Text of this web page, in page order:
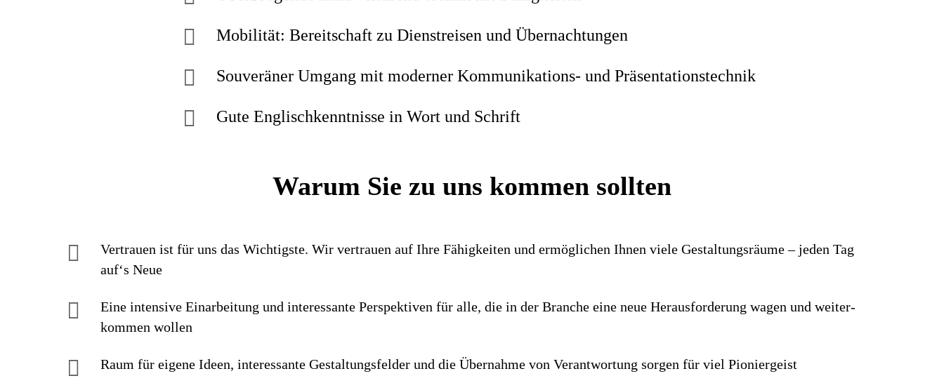
Mobilität: Bereitschaft zu Dienstreisen und Übernachtungen
Souveräner Umgang mit moderner Kommunikations- und Präsentationstechnik
Gute Englischkenntnisse in Wort und Schrift
Warum Sie zu uns kommen sollten
Vertrauen ist für uns das Wichtigste. Wir vertrauen auf Ihre Fähig­keiten und ermög­lichen Ihnen viele Gestaltungs­räume – jeden Tag
auf‘s Neue
Eine intensive Einarbei­tung und interes­sante Perspek­tiven für alle, die in der Branche eine neue Heraus­forderung wagen und weiter­
kommen wollen
Raum für eigene Ideen, inte­res­sante Ge­stal­tungs­felder und die Über­nahme von Ver­ant­wor­tung sorgen für viel Pionier­geist